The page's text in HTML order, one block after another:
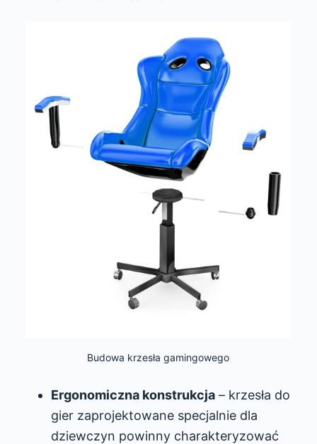
Budowa krzesła gamingowego
Ergonomiczna konstrukcja– krzesła do
gier zaprojektowane specjalnie dla
dziewczyn powinny charakteryzować